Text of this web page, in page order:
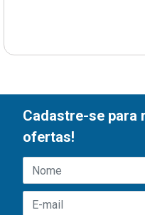
Cadastre-se para
ofertas!